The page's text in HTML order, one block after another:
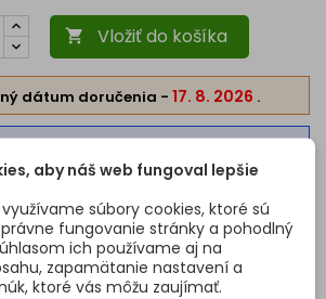
materiál,
 Vložiť do košíka
dátum doručenia - 17. 8. 2026 .
produkt- na tento produkt sa
zadarmo
PRODUKTU OTÁZKY (FAQ)
aby náš web fungoval lepšie
súbory cookies, ktoré sú
fungovanie stránky a pohodlný
ich používame aj na
zapamätanie nastavení a
ktoré vás môžu zaujímať.